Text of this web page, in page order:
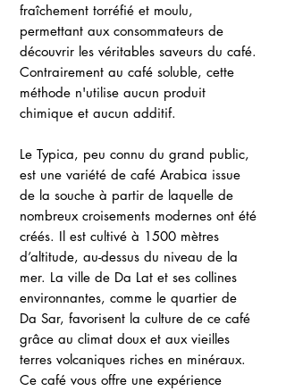
fraîchement torréfié et moulu,
permettant aux consommateurs de
découvrir les véritables saveurs du café.
Contrairement au café soluble, cette
méthode n'utilise aucun produit
chimique et aucun additif.
Le Typica, peu connu du grand public,
est une variété de café Arabica issue
de la souche à partir de laquelle de
nombreux croisements modernes ont été
créés. Il est cultivé à 1500 mètres
d’altitude, au-dessus du niveau de la
mer. La ville de Da Lat et ses collines
environnantes, comme le quartier de
Da Sar, favorisent la culture de ce café
grâce au climat doux et aux vieilles
terres volcaniques riches en minéraux.
Ce café vous offre une expérience